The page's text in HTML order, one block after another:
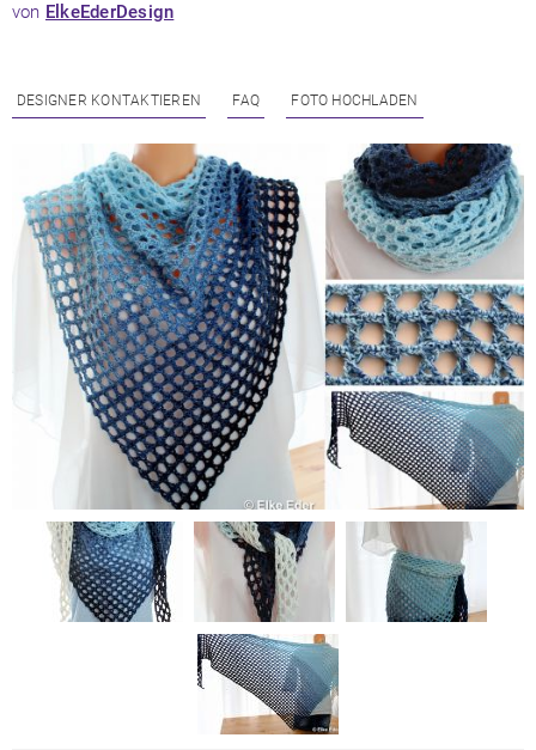
von ElkeEderDesign
DESIGNER KONTAKTIEREN FAQ FOTO HOCHLADEN